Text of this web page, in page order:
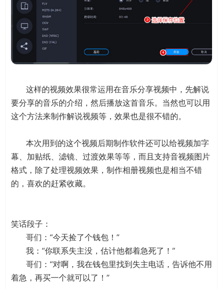
这样的视频效果很常运用在音乐分享视频中，先解说
要分享的音乐的介绍，然后播放这首音乐。当然也可以用
这个方法来制作解说视频等，效果也是很不错的。
本次用到的这个视频后期制作软件还可以给视频加字
幕、加贴纸、滤镜、过渡效果等等，而且支持音视频图片
格式，除了处理视频效果，制作相册视频也是相当不错
的，喜欢的赶紧收藏。
笑话段子：
哥们：“今天捡了个钱包！”
我：“你联系失主没，估计他都着急死了！”
哥们：“对啊，我在钱包里找到失主电话，告诉他不用
着急，再买一个就可以了！”